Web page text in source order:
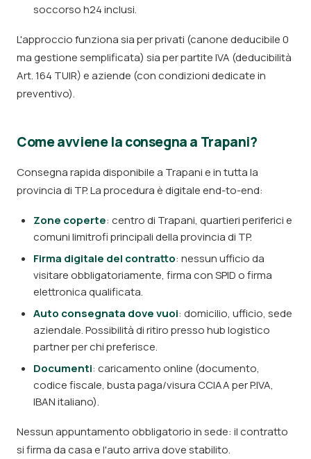
soccorso h24 inclusi.
L'approccio funziona sia per privati (canone deducibile 0
ma gestione semplificata) sia per partite IVA (deducibilità
Art. 164 TUIR) e aziende (con condizioni dedicate in
preventivo).
Come avviene la consegna a Trapani?
Consegna rapida disponibile a Trapani e in tutta la
provincia di TP. La procedura è digitale end-to-end:
Zone coperte: centro di Trapani, quartieri periferici e
comuni limitrofi principali della provincia di TP.
Firma digitale del contratto: nessun ufficio da
visitare obbligatoriamente, firma con SPID o firma
elettronica qualificata.
Auto consegnata dove vuoi: domicilio, ufficio, sede
aziendale. Possibilità di ritiro presso hub logistico
partner per chi preferisce.
Documenti: caricamento online (documento,
codice fiscale, busta paga/visura CCIAA per P.IVA,
IBAN italiano).
Nessun appuntamento obbligatorio in sede: il contratto
si firma da casa e l'auto arriva dove stabilito.